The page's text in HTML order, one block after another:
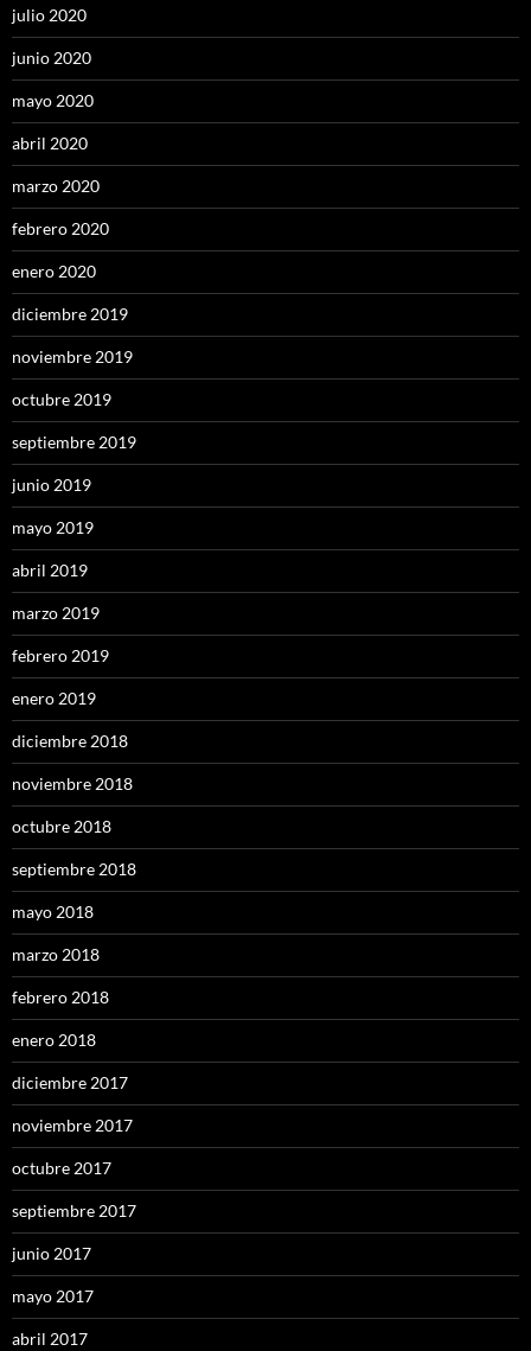
julio 2020
junio 2020
mayo 2020
abril 2020
marzo 2020
febrero 2020
enero 2020
diciembre 2019
noviembre 2019
octubre 2019
septiembre 2019
junio 2019
mayo 2019
abril 2019
marzo 2019
febrero 2019
enero 2019
diciembre 2018
noviembre 2018
octubre 2018
septiembre 2018
mayo 2018
marzo 2018
febrero 2018
enero 2018
diciembre 2017
noviembre 2017
octubre 2017
septiembre 2017
junio 2017
mayo 2017
abril 2017